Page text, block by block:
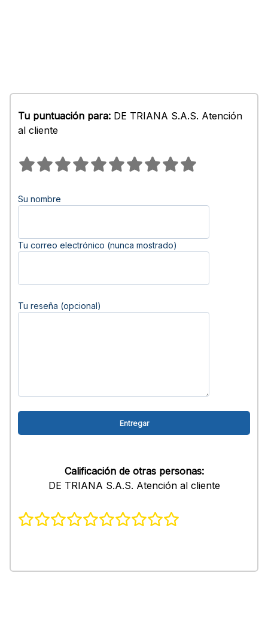
Tu puntuación para: DE TRIANA S.A.S. Atención
al cliente
Su nombre
Tu correo electrónico (nunca mostrado)
Tu reseña (opcional)
Calificación de otras personas:
DE TRIANA S.A.S. Atención al cliente